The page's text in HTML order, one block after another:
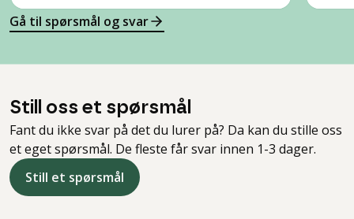
Gå til spørsmål og svar
Still oss et spørsmål
Fant du ikke svar på det du lurer på? Da kan du stille oss
et eget spørsmål. De fleste får svar innen 1-3 dager.
Still et spørsmål